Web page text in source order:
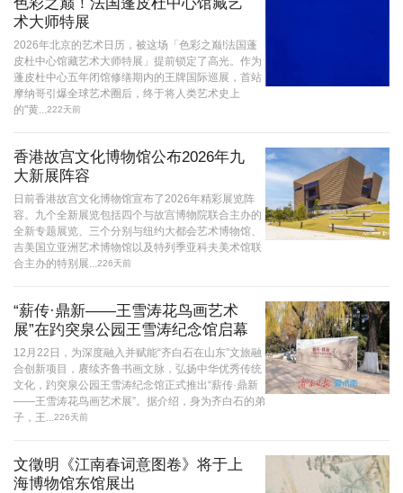
术大师特展
2026年北京的艺术日历，被这场「色彩之巅!法国蓬
皮杜中心馆藏艺术大师特展」提前锁定了高光。作为
蓬皮杜中心五年闭馆修缮期内的王牌国际巡展，首站
摩纳哥引爆全球艺术圈后，终于将人类艺术史上
的"黄...
222天前
香港故宫文化博物馆公布2026年九
大新展阵容
日前香港故宫文化博物馆宣布了2026年精彩展览阵
容。九个全新展览包括四个与故宫博物院联合主办的
全新专题展览、三个分别与纽约大都会艺术博物馆、
吉美国立亚洲艺术博物馆以及特列季亚科夫美术馆联
合主办的特别展...
226天前
“薪传·鼎新——王雪涛花鸟画艺术
展”在趵突泉公园王雪涛纪念馆启幕
12月22日，为深度融入并赋能“齐白石在山东”文旅融
合创新项目，赓续齐鲁书画文脉，弘扬中华优秀传统
文化，趵突泉公园王雪涛纪念馆正式推出“薪传·鼎新
——王雪涛花鸟画艺术展”。据介绍，身为齐白石的弟
子，王...
226天前
文徵明《江南春词意图卷》将于上
海博物馆东馆展出